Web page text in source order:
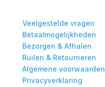
Veelgestelde vragen
Betaalmogelijkheden
Bezorgen & Afhalen
Ruilen & Retourneren
Algemene voorwaarden
Privacyverklaring